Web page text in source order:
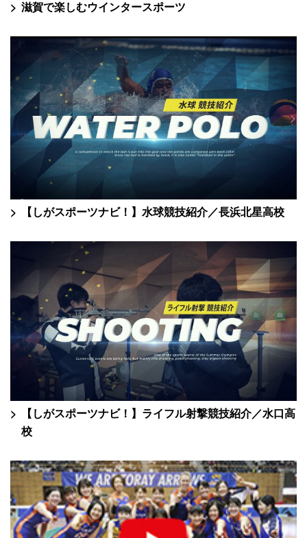
滋賀で楽しむウインタースポーツ
【しがスポーツナビ！】水球競技紹介／長浜北星高校
【しがスポーツナビ！】ライフル射撃競技紹介／水口高
校